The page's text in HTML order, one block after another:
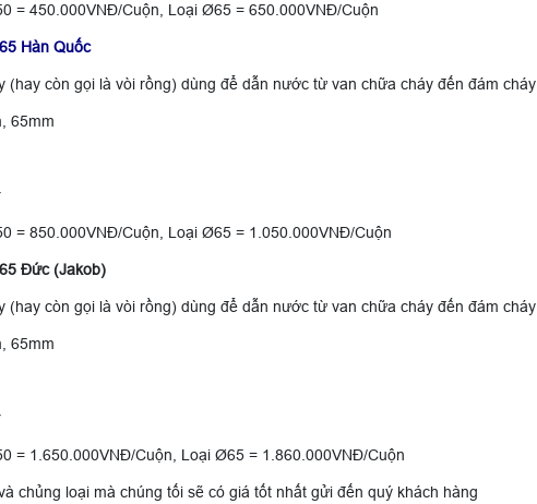
= 450.000VNĐ/Cuộn, Loại Ø65 = 650.000VNĐ/Cuộn
Hàn Quốc
(hay còn gọi là vòi rồng) dùng để dẫn nước từ van chữa cháy đến đám cháy
65mm
= 850.000VNĐ/Cuộn, Loại Ø65 = 1.050.000VNĐ/Cuộn
Đức (Jakob)
(hay còn gọi là vòi rồng) dùng để dẫn nước từ van chữa cháy đến đám cháy
65mm
= 1.650.000VNĐ/Cuộn, Loại Ø65 = 1.860.000VNĐ/Cuộn
chủng loại mà chúng tối sẽ có giá tốt nhất gửi đến quý khách hàng